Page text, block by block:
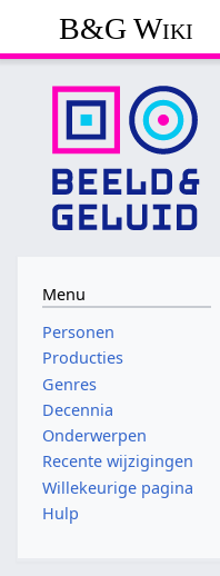
B&G Wiki
Menu
Personen
Producties
Genres
Decennia
Onderwerpen
Recente wijzigingen
Willekeurige pagina
Hulp